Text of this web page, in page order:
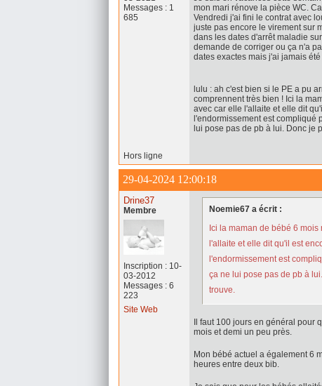
Messages : 1
685
mon mari rénove la pièce WC.
Vendredi j'ai fini le contrat avec
juste pas encore le virement sur
dans les dates d'arrêt maladie
demande de corriger ou ça n'a
dates exactes mais j'ai jamais
lulu : ah c'est bien si le PE a pu
comprennent très bien ! Ici la
avec car elle l'allaite et elle dit
l'endormissement est compliqué
lui pose pas de pb à lui. Donc je
Hors ligne
29-04-2024 12:00:18
Drine37
Membre
Inscription : 10-
03-2012
Messages : 6
223
Site Web
Noemie67 a écrit :
Ici la maman de bébé 6
l'allaite et elle dit qu'il est
l'endormissement est
ça ne lui pose pas de pb à
trouve.
Il faut 100 jours en général pour
mois et demi un peu près.
Mon bébé actuel a également 6
heures entre deux bib.